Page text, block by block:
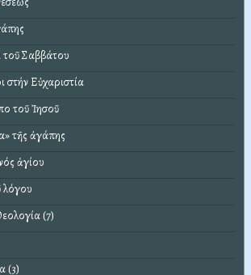
τοῦ Σαββάτου
στήν Εὐχαριστία
τοῦ Ἰησοῦ
τῆς ἀγάπης
ἁγίου
(7)
(3)